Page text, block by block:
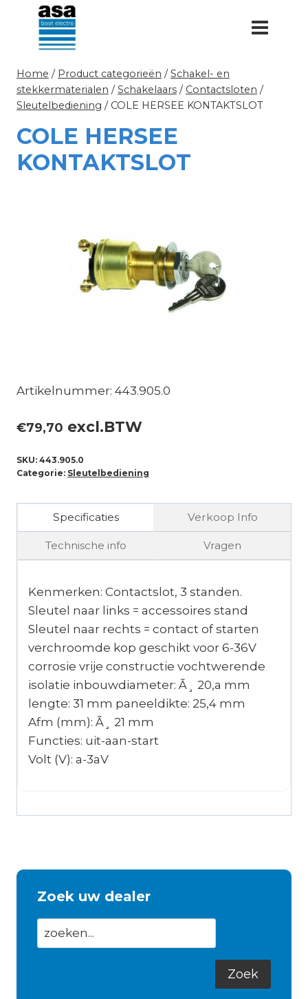
Doorgaan
inhoud
Home / Product categorieën / Schakel- en
stekkermaterialen / Schakelaars / Contactsloten /
Sleutelbediening / COLE HERSEE KONTAKTSLOT
COLE HERSEE
KONTAKTSLOT
Artikelnummer: 443.905.0
€79,70 excl.BTW
SKU: 443.905.0
Categorie: Sleutelbediening
Specificaties Verkoop Info
Technische info Vragen
Kenmerken: Contactslot, 3 standen.
Sleutel naar links = accessoires stand
Sleutel naar rechts = contact of starten
verchroomde kop geschikt voor 6-36V
corrosie vrije constructie vochtwerende
isolatie inbouwdiameter: Ã¸ 20,a mm
lengte: 31 mm paneeldikte: 25,4 mm
Afm (mm): Ã¸ 21 mm
Functies: uit-aan-start
Volt (V): a-3aV
Zoek uw dealer